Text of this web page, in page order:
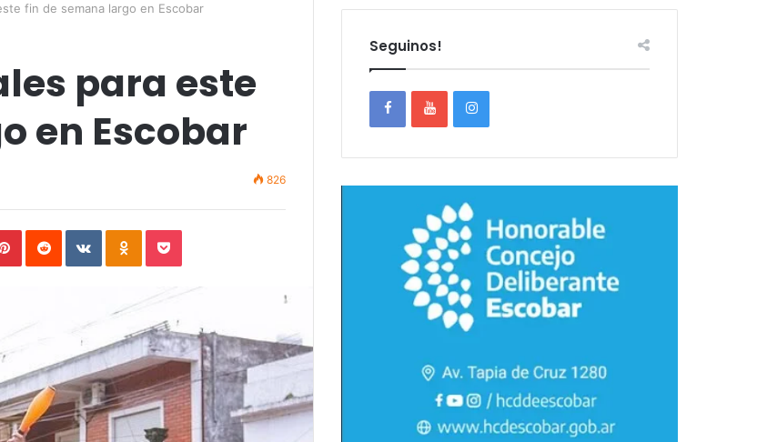
fin de semana largo en Escobar
para este
en Escobar
826
PinterestReddit VKontakteOdnoklassniki
Pocket
Seguinos!